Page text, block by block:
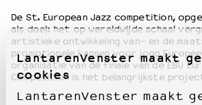
LantarenVenster maakt
cookies
LantarenVenster maakt
De St. European Jazz competition,
als doel: het op wereldwijde schaal
artistieke ontwikkeling van- en de
promotionele kansen voor jong
organisatie van de finale van de EBU
Competition is het belangrijkste